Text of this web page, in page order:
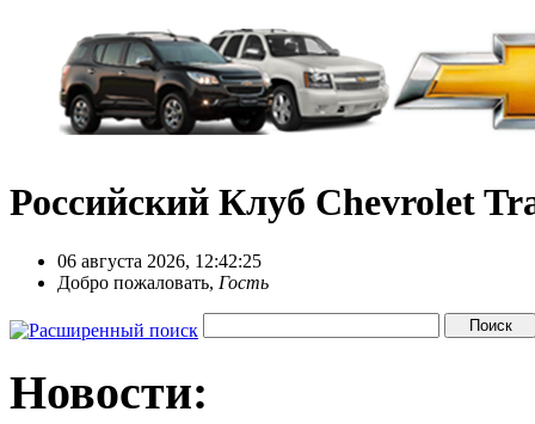
Российский Клуб Chevrolet
06 августа 2026, 12:42:25
Добро пожаловать, Гость
Новости: